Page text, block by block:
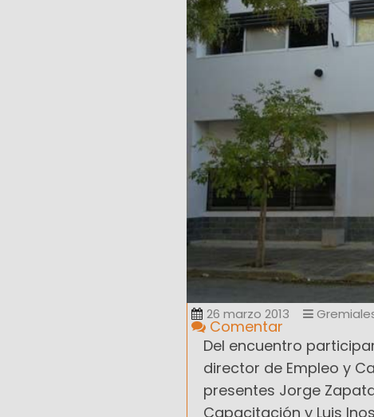
26 marzo 2013
Comentar
Del encuentro
director de Empleo y
presentes Jorge
Capacitación y Luis